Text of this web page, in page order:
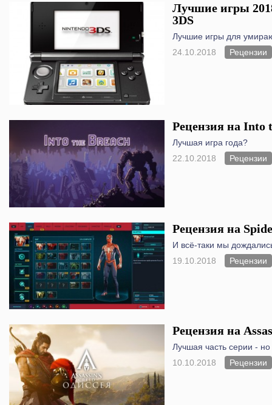
Лучшие игры
3DS
Лучшие игры для
24.10.2018
Рецензии
Рецензия на Into
Лучшая игра года?
22.10.2018
Рецензии
Рецензия на
И всё-таки мы
19.10.2018
Рецензии
Рецензия на
Лучшая часть серии - но
10.10.2018
Рецензии